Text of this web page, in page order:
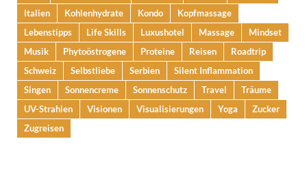
Italien
Kohlenhydrate Kondo
Kopfmassage
Lebenstipps
Life Skills Luxushotel Massage
Mindset
Musik
Phytoöstrogene Proteine Reisen
Roadtrip
Schweiz
Selbstliebe Serbien
Silent Inflammation
Singen
Sonnencreme Sonnenschutz Travel
Träume
UV-Strahlen
Visionen Visualisierungen Yoga
Zucker
Zugreisen